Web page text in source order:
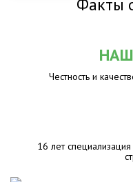
Факты
Честность и
16 лет